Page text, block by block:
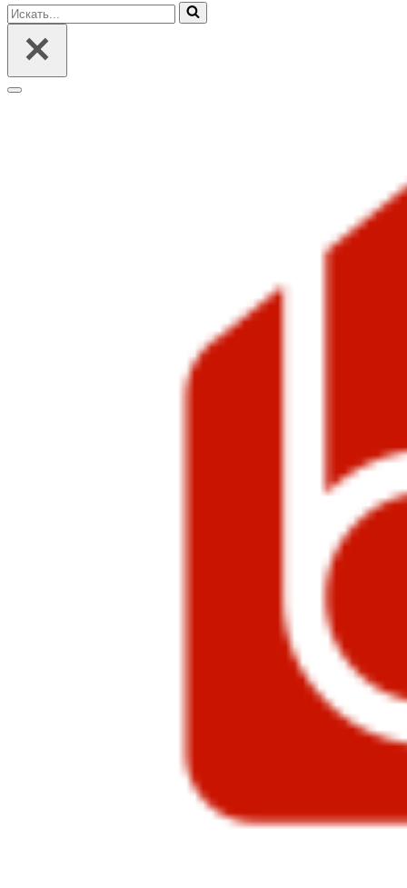
Искать...
Меню